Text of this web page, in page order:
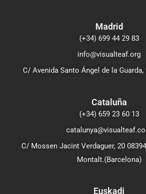
Madrid
(+34) 699 44 29 83
info@visualteaf.org
C/ Avenida Santo Ángel de la Guarda,
Cataluña
(+34) 659 23 60 13
C/ Mossen Jacint Verdaguer, 20
Montalt.(Barcelona)
Euskadi